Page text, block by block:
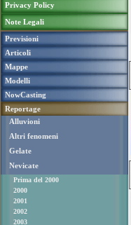
Privacy Policy
Note Legali
Previsioni
Articoli
Mappe
Modelli
NowCasting
Reportage
Alluvioni
Altri fenomeni
Gelate
Nevicate
Prima del 2000
2000
2001
2002
2003